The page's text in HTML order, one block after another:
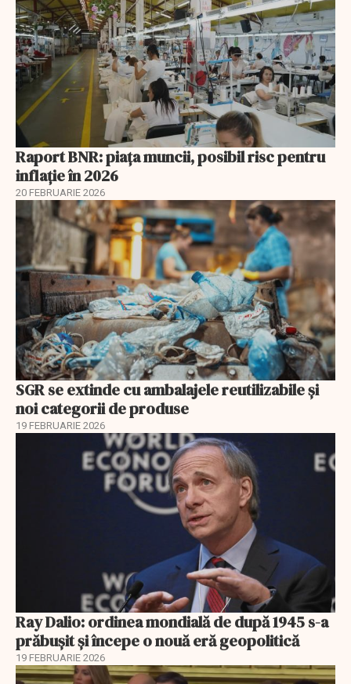
Raport BNR: piața muncii, posibil risc pentru
inflație în 2026
20 FEBRUARIE 2026
SGR se extinde cu ambalajele reutilizabile și
noi categorii de produse
19 FEBRUARIE 2026
Ray Dalio: ordinea mondială de după 1945 s-a
prăbușit și începe o nouă eră geopolitică
19 FEBRUARIE 2026